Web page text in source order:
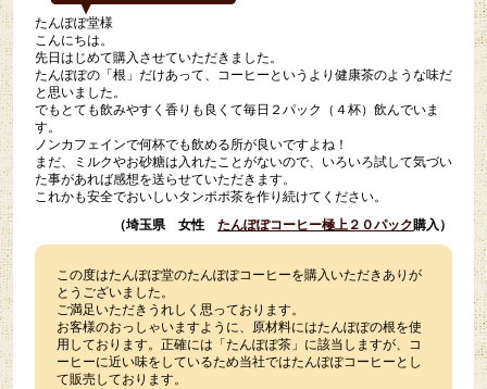
たんぽぽ堂様
こんにちは。
先日はじめて購入させていただきました。
たんぽぽの「根」だけあって、コーヒーというより健康茶のような味だ
と思いました。
でもとても飲みやすく香りも良くて毎日２パック（４杯）飲んでいま
す。
ノンカフェインで何杯でも飲める所が良いですよね！
まだ、ミルクやお砂糖は入れたことがないので、いろいろ試して気づい
た事があれば感想を送らせていただきます。
これかも安全でおいしいタンポポ茶を作り続けてください。
（埼玉県 女性 たんぽぽコーヒー極上２０パック購入）
この度はたんぽぽ堂のたんぽぽコーヒーを購入いただきありが
とうございました。
ご満足いただきうれしく思っております。
お客様のおっしゃいますように、原材料にはたんぽぽの根を使
用しております。正確には「たんぽぽ茶」に該当しますが、コ
ーヒーに近い味をしているため当社ではたんぽぽコーヒーとし
て販売しております。